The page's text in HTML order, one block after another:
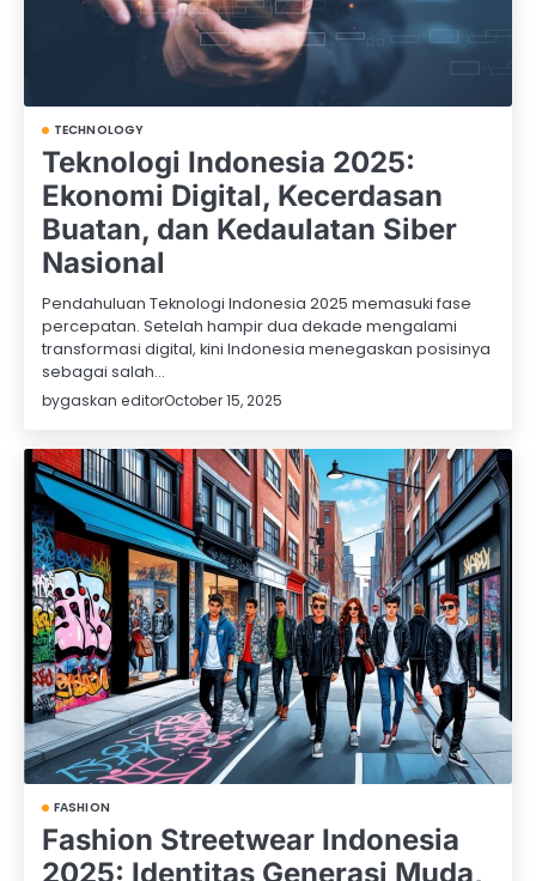
TECHNOLOGY
Teknologi Indonesia 2025:
Ekonomi Digital, Kecerdasan
Buatan, dan Kedaulatan Siber
Nasional
Pendahuluan Teknologi Indonesia 2025 memasuki fase
percepatan. Setelah hampir dua dekade mengalami
transformasi digital, kini Indonesia menegaskan posisinya
sebagai salah…
bygaskan editorOctober 15, 2025
FASHION
Fashion Streetwear Indonesia
2025: Identitas Generasi Muda,